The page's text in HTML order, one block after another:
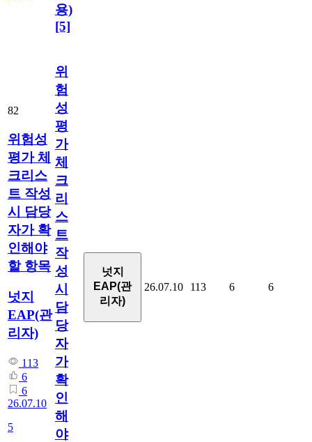
용)
[5]
82
위험성
평가 체
크리스
트 작성
시 담당
자가 확
인해야
할 항목
넛지
EAP(관
리자)
113
6
6
26.07.10
5
위
험
성
평
가
체
크
리
스
트
작
성
시
담
당
자
가
확
인
해
야
넛지
EAP(관
리자)
26.07.10 113 6 6